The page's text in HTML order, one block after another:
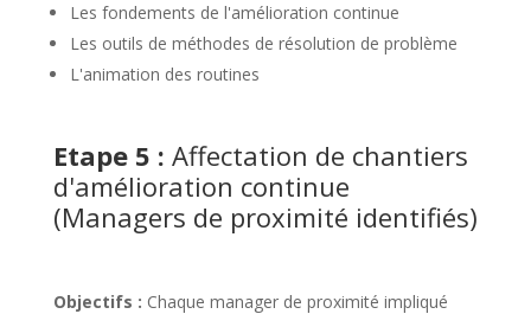
Les fondements de l'amélioration continue
Les outils de méthodes de résolution de problème
L'animation des routines
Etape 5 : Affectation de chantiers
d'amélioration continue
(Managers de proximité identifiés)
Objectifs : Chaque manager de proximité impliqué